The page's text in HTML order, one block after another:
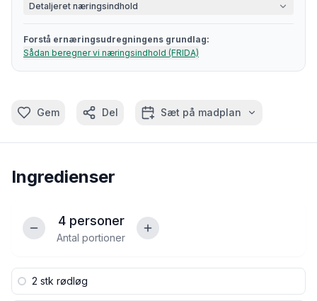
Detaljeret næringsindhold
Forstå ernæringsudregningens grundlag:
Sådan beregner vi næringsindhold (FRIDA)
Gem Del Sæt på madplan
Ingredienser
4personer
Antal portioner
2 stk rødløg